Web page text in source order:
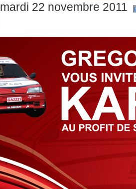
mardi 22 novembre 2011